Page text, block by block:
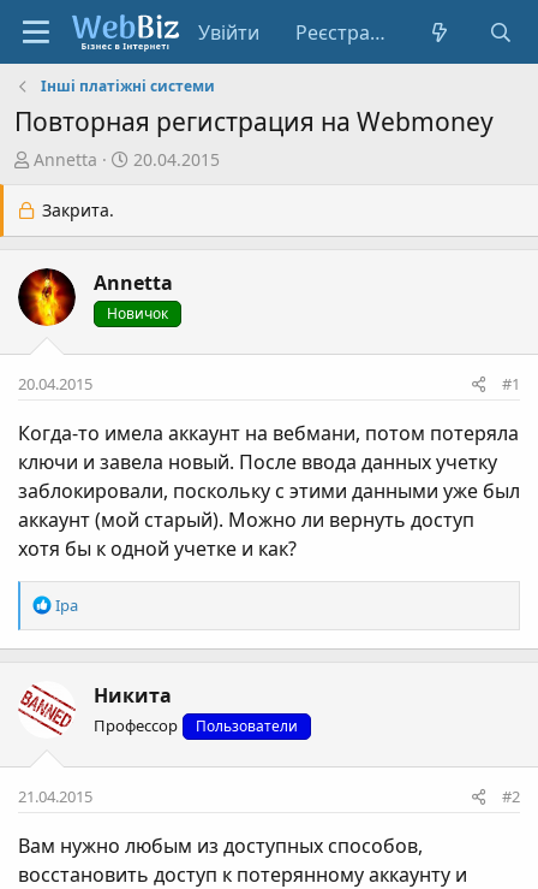
Увійти Реєстрація
Інші платіжні системи
Повторная регистрация на Webmoney
А
т
о
т
е
и
Annetta
Д
а
т
в
о
р
н
я
20.04.2015
Закрита.
Annetta
Новичок
20.04.2015 #1
Когда-то имела аккаунт на вебмани, потом потеряла
ключи и завела новый. После ввода данных учетку
заблокировали, поскольку с этими данными уже был
аккаунт (мой старый). Можно ли вернуть доступ
хотя бы к одной учетке и как?
Р
е
а
ц
і
ї
Ipa
Никита
Профессор Пользователи
21.04.2015 #2
Вам нужно любым из доступных способов,
восстановить доступ к потерянному аккаунту и